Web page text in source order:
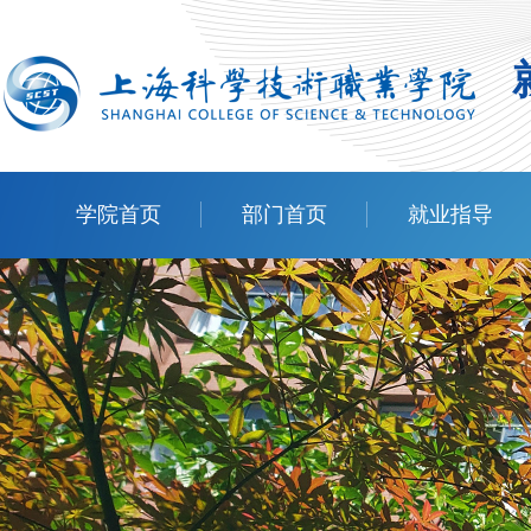
学院首页 部门首页 就业指导